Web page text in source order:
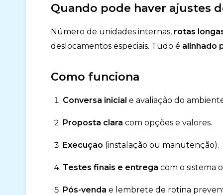
Quando pode haver ajustes
Número de unidades internas, rotas
deslocamentos especiais. Tudo é alinhado
Como funciona
Conversa inicial e avaliação do
Proposta clara com opções e valores.
Execução (instalação ou manutenção).
Testes finais e entrega com o sistema
Pós-venda e lembrete de rotina